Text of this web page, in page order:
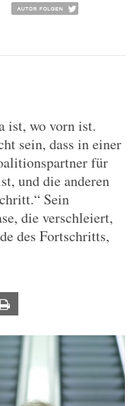
ist, wo vorn ist.
sein, dass in einer
für
und die anderen
Sein
die verschleiert,
des Fortschritts,